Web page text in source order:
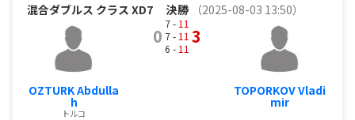
混合ダブルス クラス XD7 決勝 （2025-08-03 13:50）
OZTURK Abdulla
h
トルコ
0
7 - 11
7 - 11
6 - 11
3
TOPORKOV Vladi
mir